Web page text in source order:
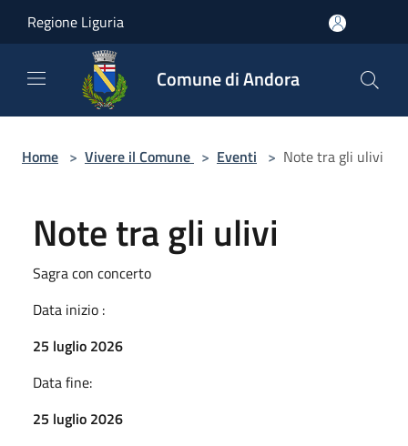
Regione Liguria
Comune di Andora
Home > Vivere il Comune > Eventi > Note tra gli ulivi
Note tra gli ulivi
Sagra con concerto
Data inizio :
25 luglio 2026
Data fine:
25 luglio 2026